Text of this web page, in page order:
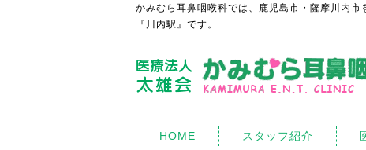
かみむら耳鼻咽喉科では、鹿児島市・薩摩川内
『川内駅』です。
HOME スタッフ紹介